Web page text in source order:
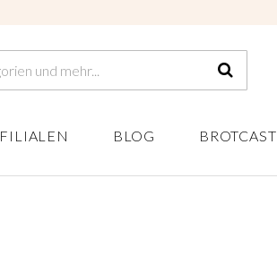
FILIALEN BLOG BROTCAST